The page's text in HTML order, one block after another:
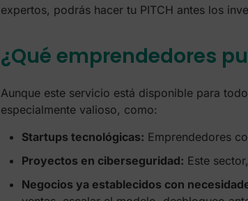
expertos, podrás hacer tu PITCH antes los
¿Qué emprendedores
Aunque este servicio está disponible para
especialmente valioso, como:
Startups tecnológicas: Emprendedores
Proyectos en ciberseguridad: Este
Negocios ya establecidos con